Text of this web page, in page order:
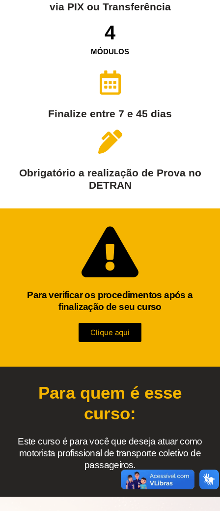
via PIX ou Transferência
MÓDULOS
4
Finalize entre 7 e 45 dias
Obrigatório a realização de Prova no
DETRAN
Para verificar os procedimentos após a
finalização de seu curso
Clique aqui
Para quem é esse
curso:
Este curso é para você que deseja atuar como
motorista profissional de transporte coletivo de
passageiros.